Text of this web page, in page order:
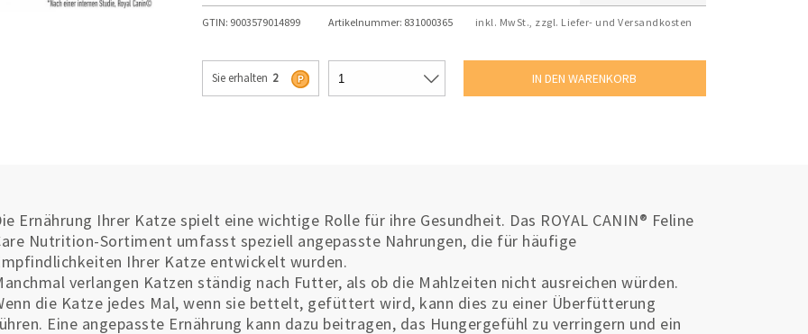
GTIN: 9003579014899 Artikelnummer: 831000365 inkl. MwSt., zzgl. Liefer- und Versandkosten
Sie erhalten 2
Ernährung Ihrer Katze spielt eine wichtige Rolle für ihre Gesundheit. Das ROYAL CANIN® Feline
Nutrition-Sortiment umfasst speziell angepasste Nahrungen, die für häufige
Ihrer Katze entwickelt wurden.
verlangen Katzen ständig nach Futter, als ob die Mahlzeiten nicht ausreichen würden.
die Katze jedes Mal, wenn sie bettelt, gefüttert wird, kann dies zu einer Überfütterung
Eine angepasste Ernährung kann dazu beitragen, das Hungergefühl zu verringern und ein